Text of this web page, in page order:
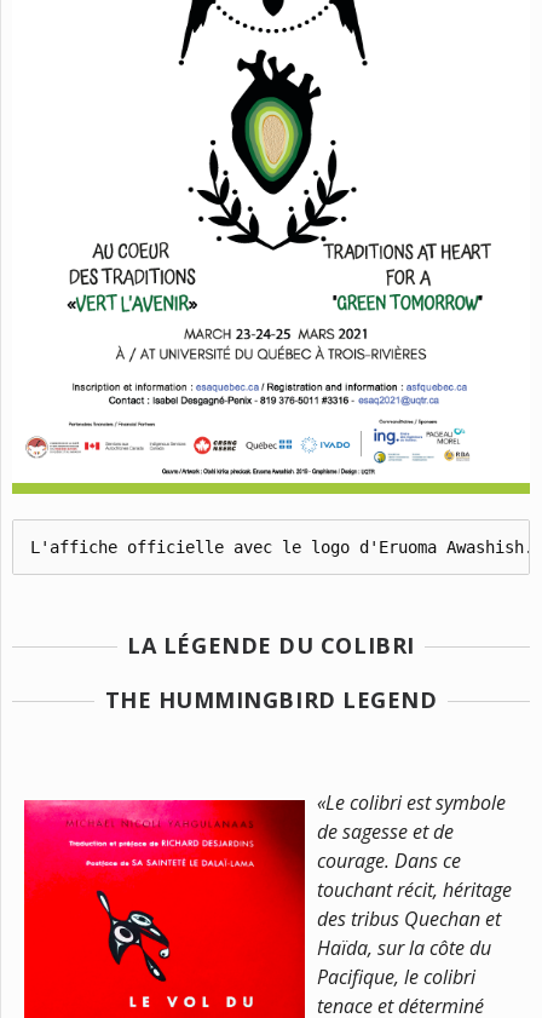
L'affiche officielle avec le logo d'Eruoma Awashish.
LA LÉGENDE DU COLIBRI
THE HUMMINGBIRD LEGEND
«Le colibri est symbole
de sagesse et de
courage. Dans ce
touchant récit, héritage
des tribus Quechan et
Haïda, sur la côte du
Pacifique, le colibri
tenace et déterminé